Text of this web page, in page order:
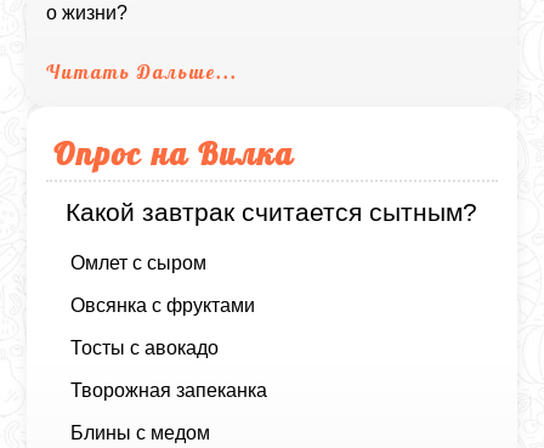
о жизни?
Читать Дальше...
Опрос на Вилка
Какой завтрак считается сытным?
Омлет с сыром
Овсянка с фруктами
Тосты с авокадо
Творожная запеканка
Блины с медом